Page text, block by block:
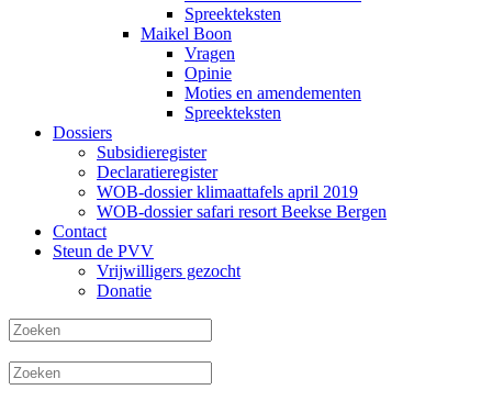
Spreekteksten
Maikel Boon
Vragen
Opinie
Moties en amendementen
Spreekteksten
Dossiers
Subsidieregister
Declaratieregister
WOB-dossier klimaattafels april 2019
WOB-dossier safari resort Beekse Bergen
Contact
Steun de PVV
Vrijwilligers gezocht
Donatie